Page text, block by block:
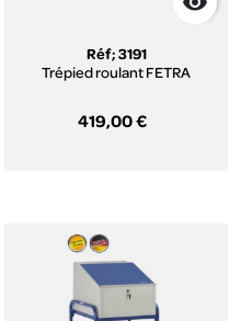
Réf; 3191
Trépied roulant FETRA
419,00 €